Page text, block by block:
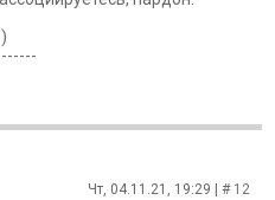
Чт, 04.11.21, 19:29 | # 12